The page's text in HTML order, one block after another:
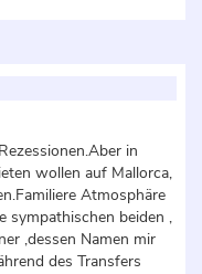
in
wollen auf Mallorca,
Atmosphäre
sympathischen beiden ,
,dessen Namen mir
des Transfers